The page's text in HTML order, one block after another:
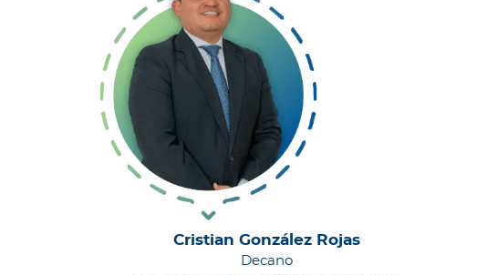
Cristian González Rojas
Decano